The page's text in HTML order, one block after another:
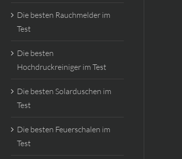
Die besten Rauchmelder im
Test
Die besten
Hochdruckreiniger im Test
Die besten Solarduschen im
Test
Die besten Feuerschalen im
Test